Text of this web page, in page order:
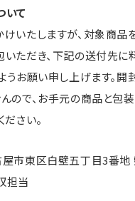
て
いたしますが、対象商品
ただき、下記の送付先に
うお願い申し上げます。開
ので、お手元の商品と包
さい。
市東区白壁五丁目3番地
担当